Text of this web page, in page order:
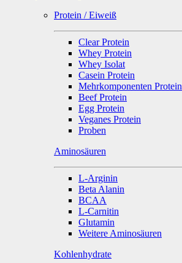
Protein / Eiweiß
Clear Protein
Whey Protein
Whey Isolat
Casein Protein
Mehrkomponenten Protein
Beef Protein
Egg Protein
Veganes Protein
Proben
Aminosäuren
L-Arginin
Beta Alanin
BCAA
L-Carnitin
Glutamin
Weitere Aminosäuren
Kohlenhydrate